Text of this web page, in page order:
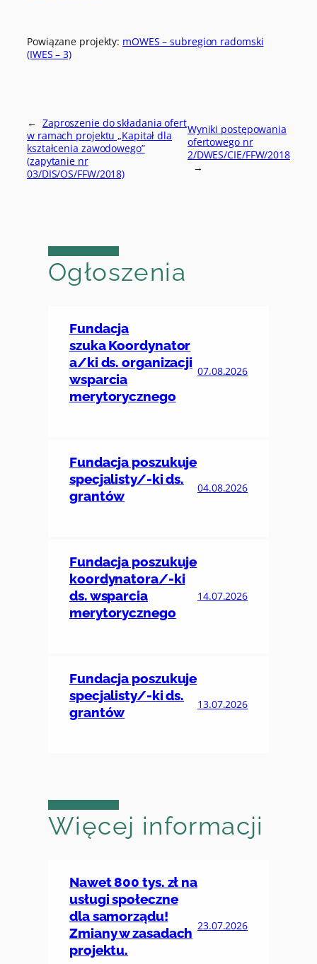
Powiązane projekty: mOWES – subregion radomski
(IWES – 3)
← Zaproszenie do składania ofert
w ramach projektu „Kapitał dla
kształcenia zawodowego”
(zapytanie nr
03/DIS/OS/FFW/2018)
Wyniki postępowania
ofertowego nr
2/DWES/CIE/FFW/2018
→
Ogłoszenia
Fundacja
szuka Koordynator
a/ki ds. organizacji
wsparcia
merytorycznego
07.08.2026
Fundacja poszukuje
specjalisty/-ki ds.
grantów
04.08.2026
Fundacja poszukuje
koordynatora/-ki
ds. wsparcia
merytorycznego
14.07.2026
Fundacja poszukuje
specjalisty/-ki ds.
grantów
13.07.2026
Więcej informacji
Nawet 800 tys. zł na
usługi społeczne
dla samorządu!
Zmiany w zasadach
projektu.
23.07.2026